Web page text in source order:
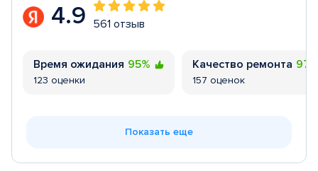
4.9 561 отзыв
Время ожидания 95%
123 оценки
Качество ремонта
157 оценок
Показать еще